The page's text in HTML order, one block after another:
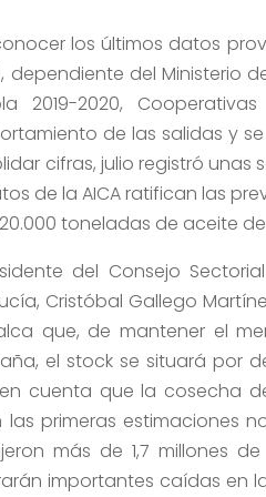
los últimos datos
dependiente del Ministerio
2019-2020,
de las salidas y
cifras, julio registró unas
de la AICA ratifican las
toneladas de aceite
del Consejo
Cristóbal Gallego
que, de mantener el
el stock se situará por
cuenta que la cosecha
las primeras estimaciones
más de 1,7 millones
importantes caídas en